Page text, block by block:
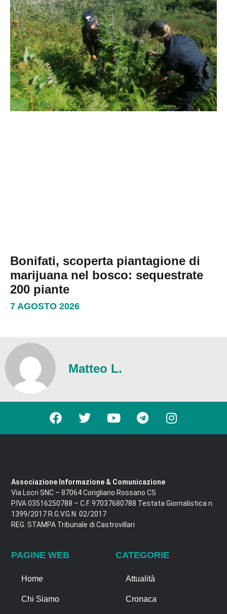
Bonifati, scoperta piantagione di
marijuana nel bosco: sequestrate
200 piante
7 AGOSTO 2026
Matteo L.
Associazione Informazione & Comunicazione
Via Locri SNC – 87064 Corigliano Rossano CS
P.IVA 03516250788 – C.F. 97037680788 Testata Giornalistica n.
1399/2017 R.G.V.G.N. 02/2017
REG. STAMPA Tribunale di Castrovillari
PAGINE WEB
Home
Chi Siamo
CATEGORIE
Attualità
Cronaca